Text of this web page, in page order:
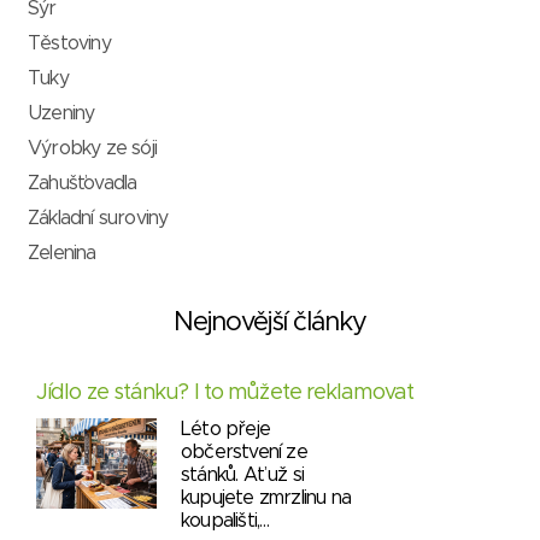
Sýr
Těstoviny
Tuky
Uzeniny
Výrobky ze sóji
Zahušťovadla
Základní suroviny
Zelenina
Nejnovější články
Jídlo ze stánku? I to můžete reklamovat
Léto přeje
občerstvení ze
stánků. Ať už si
kupujete zmrzlinu na
koupališti,…